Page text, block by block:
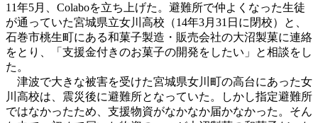
11年5月、Colaboを立ち上げた。避難所で仲よくなった生徒
が通っていた宮城県立女川高校（14年3月31日に閉校）と、
石巻市桃生町にある和菓子製造・販売会社の大沼製菓に連絡
をとり、「支援金付きのお菓子の開発をしたい」と相談をし
た。
津波で大きな被害を受けた宮城県女川町の高台にあった女
川高校は、震災後に避難所となっていた。しかし指定避難所
ではなかったため、支援物資がなかなか届かなかった。そん